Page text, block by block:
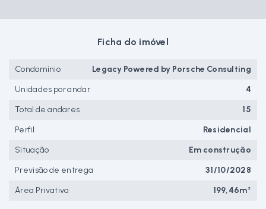
Ficha do imóvel
Condomínio
Legacy Powered by Porsche Consulting
Unidades por andar
4
Total de andares
15
Perfil
Residencial
Situação
Em construção
Previsão de entrega
31/10/2028
Área Privativa
199,46m²